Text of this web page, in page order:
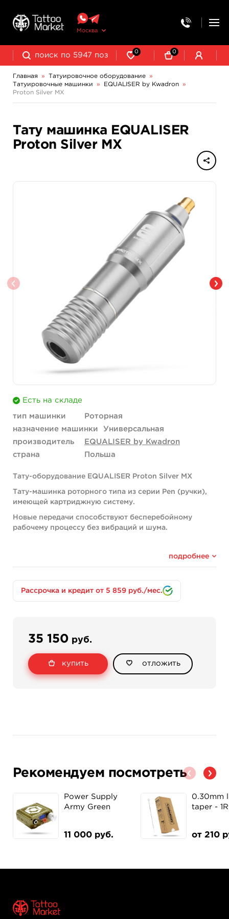
Москва
0 0
Главная » Татуировочное оборудование
»
Татуировочные машинки
» EQUALISER by Kwadron
»
Proton Silver MX
Тату машинка EQUALISER
Proton Silver MX
Есть на складе
тип машинки
Роторная
назначение машинки
Универсальная
производитель
EQUALISER by Kwadron
страна
Польша
Тату-оборудование EQUALISER Proton Silver MX
Тату-машинка роторного типа из серии Pen (ручки),
имеющей картриджную систему.
Новые передачи способствуют бесперебойному
рабочему процессу без вибраций и шума.
Масса конструкции: 130 г.
Совместимость со всеми картриджами.
Технические особенности тату-машинки:
● Мощность мотора составляет 5W.
● Разъем RCA-типа.
● Диаметр пэн-машинки составляет 25 мм, длина
подробнее
Рассрочка и кредит от 5 859 руб./мес.
35 150 руб.
купить отложить
Рекомендуем посмотреть
Power Supply
Army Green
11 000 руб.
0.30mm
taper -
от 210